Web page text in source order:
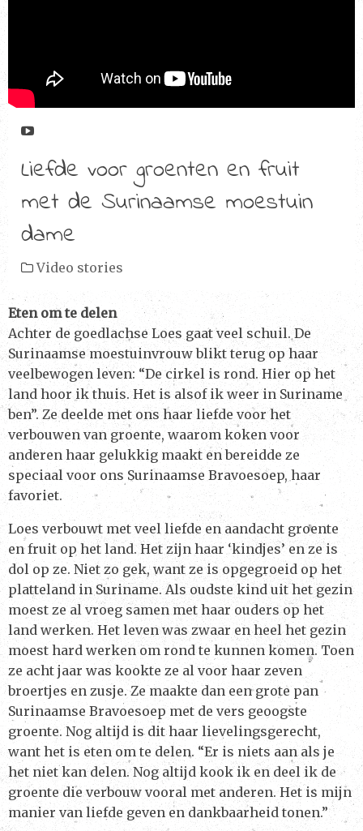
Liefde voor groenten en fruit
met de Surinaamse moestuin
dame
Video stories
Eten om te delen
Achter de goedlachse Loes gaat veel schuil. De
Surinaamse moestuinvrouw blikt terug op haar
veelbewogen leven: “De cirkel is rond. Hier op het
land hoor ik thuis. Het is alsof ik weer in Suriname
ben”. Ze deelde met ons haar liefde voor het
verbouwen van groente, waarom koken voor
anderen haar gelukkig maakt en bereidde ze
speciaal voor ons Surinaamse Bravoesoep, haar
favoriet.
Loes verbouwt met veel liefde en aandacht groente
en fruit op het land. Het zijn haar ‘kindjes’ en ze is
dol op ze. Niet zo gek, want ze is opgegroeid op het
platteland in Suriname. Als oudste kind uit het gezin
moest ze al vroeg samen met haar ouders op het
land werken. Het leven was zwaar en heel het gezin
moest hard werken om rond te kunnen komen. Toen
ze acht jaar was kookte ze al voor haar zeven
broertjes en zusje. Ze maakte dan een grote pan
Surinaamse Bravoesoep met de vers geoogste
groente. Nog altijd is dit haar lievelingsgerecht,
want het is eten om te delen. “Er is niets aan als je
het niet kan delen. Nog altijd kook ik en deel ik de
groente die verbouw vooral met anderen. Het is mijn
manier van liefde geven en dankbaarheid tonen.”